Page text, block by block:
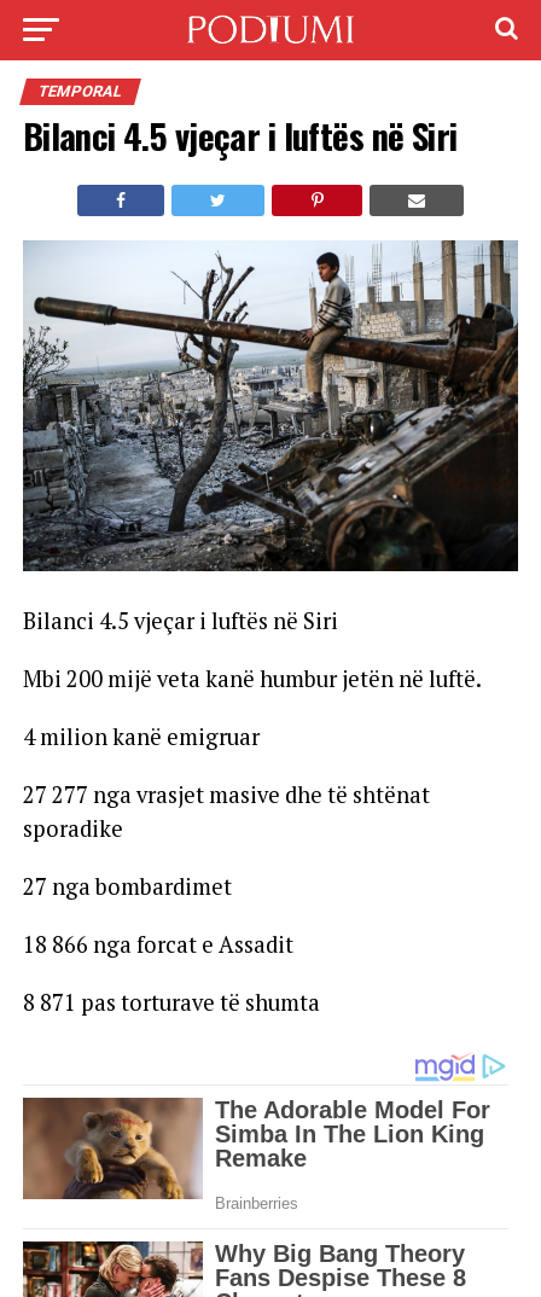
TEMPORAL
Bilanci 4.5 vjeçar i luftës në Siri
Bilanci 4.5 vjeçar i luftës në Siri
Mbi 200 mijë veta kanë humbur jetën në luftë.
4 milion kanë emigruar
27 277 nga vrasjet masive dhe të shtënat
sporadike
27 nga bombardimet
18 866 nga forcat e Assadit
8 871 pas torturave të shumta